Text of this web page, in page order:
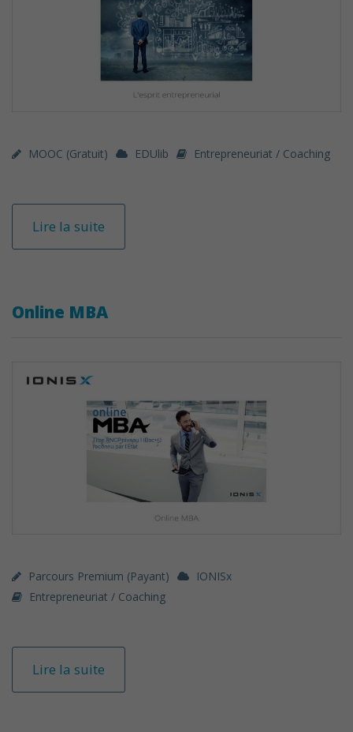
MOOC (gratuit) EDUlib Entrepreneuriat / Coaching
Lire la suite
Online MBA
Parcours Premium (payant)
IONISx
Entrepreneuriat / Coaching
Lire la suite